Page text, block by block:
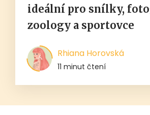
ideální pro snílky,
zoology a sportovce
Rhiana Horovská
11 minut čtení